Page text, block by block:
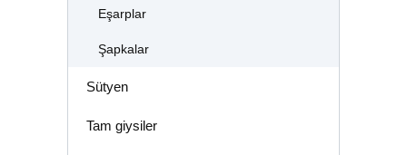
Eşarplar
Şapkalar
Sütyen
Tam giysiler